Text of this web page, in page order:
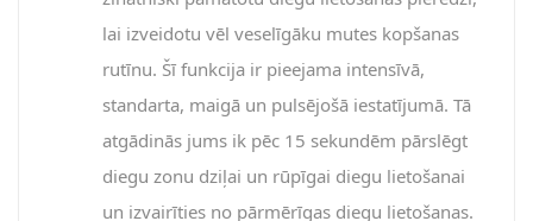
lai izveidotu vēl veselīgāku mutes kopšanas
rutīnu. Šī funkcija ir pieejama intensīvā,
standarta, maigā un pulsējošā iestatījumā. Tā
atgādinās jums ik pēc 15 sekundēm pārslēgt
diegu zonu dziļai un rūpīgai diegu lietošanai
un izvairīties no pārmērīgas diegu lietošanas.